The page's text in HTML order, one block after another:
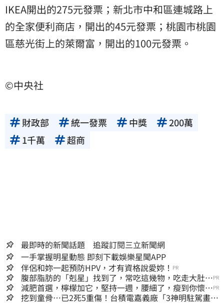
IKEA開出的275元發票；新北市中和區連城路上
的全家便利商店，開出的45元發票；桃園市桃園
區慈光街上的萊爾富，開出的100元發票。
©中央社
財政部 統一發票 中獎
200萬
1千萬
超商
最即時的新聞話題 追蹤訂閱三立新聞網
一手掌握明星動態 即刻下載娛樂星聞APP
伴侶和妳一起預防HPV，才有資格說愛妳！ PR
腹部脂肪的「剋星」找到了，常吃這幾物，吃走大肚
囊，瘦出小蠻腰
PR
減肥首選，檸檬加它，堅持一週，腰細了，瘦到你懷疑
人生
PR
挖到童骨…已2死5重傷！台積電嘉義廠「3神明駐駕畫面